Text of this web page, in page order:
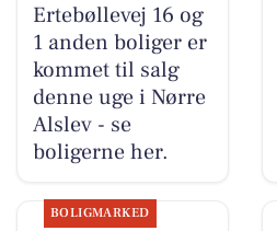
Ertebøllevej 16 og
1 anden boliger er
kommet til salg
denne uge i Nørre
Alslev - se
boligerne her.
BOLIGMARKED